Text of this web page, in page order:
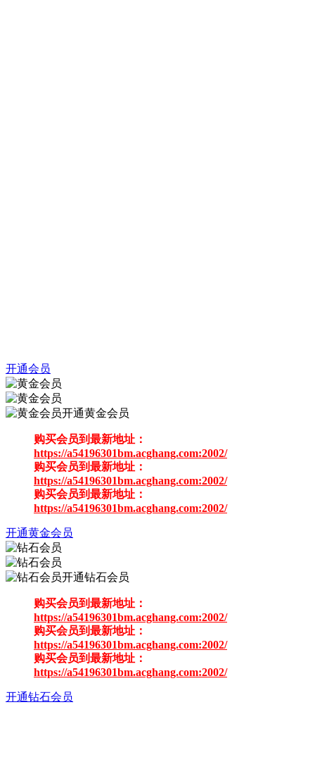
开通会员
开通黄金会员
购买会员到最新地址：
https://a54196301bm.acghang.com:2002/
购买会员到最新地址：
https://a54196301bm.acghang.com:2002/
购买会员到最新地址：
https://a54196301bm.acghang.com:2002/
开通黄金会员
开通钻石会员
购买会员到最新地址：
https://a54196301bm.acghang.com:2002/
购买会员到最新地址：
https://a54196301bm.acghang.com:2002/
购买会员到最新地址：
https://a54196301bm.acghang.com:2002/
开通钻石会员